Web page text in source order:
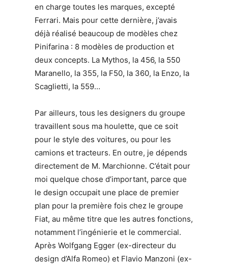
en charge toutes les marques, excepté
Ferrari. Mais pour cette dernière, j’avais
déjà réalisé beaucoup de modèles chez
Pinifarina : 8 modèles de production et
deux concepts. La Mythos, la 456, la 550
Maranello, la 355, la F50, la 360, la Enzo, la
Scaglietti, la 559…
Par ailleurs, tous les designers du groupe
travaillent sous ma houlette, que ce soit
pour le style des voitures, ou pour les
camions et tracteurs. En outre, je dépends
directement de M. Marchionne. C’était pour
moi quelque chose d’important, parce que
le design occupait une place de premier
plan pour la première fois chez le groupe
Fiat, au même titre que les autres fonctions,
notamment l’ingénierie et le commercial.
Après Wolfgang Egger (ex-directeur du
design d’Alfa Romeo) et Flavio Manzoni (ex-